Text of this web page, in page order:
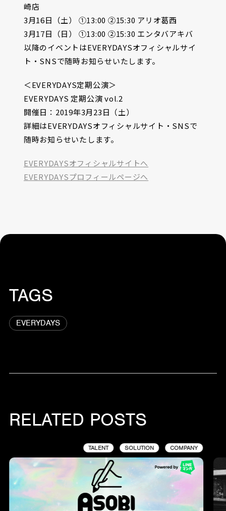
崎店
3月16日（土） ①13:00 ②15:30 アリオ葛西
3月17日（日） ①13:00 ②15:30 エンタバアキバ
以降のイベントはEVERYDAYSオフィシャルサイ
ト・SNSで随時お知らせいたします。
＜EVERYDAYS定期公演＞
EVERYDAYS 定期公演 vol.2
開催日：2019年3月23日（土）
詳細はEVERYDAYSオフィシャルサイト・SNSで
随時お知らせいたします。
EVERYDAYSオフィシャルサイトへ
EVERYDAYSプロフィールページへ
TAGS
EVERYDAYS
RELATED POSTS
TALENT SOLUTION COMPANY